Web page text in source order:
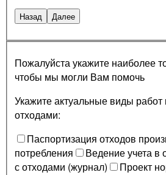
Назад Далее
Пожалуйста укажите наиболее
чтобы мы могли Вам помочь
Укажите актуальные виды
отходами:
Паспортизация отходов
потребления
Ведение учета в
с отходами (журнал)
Проект